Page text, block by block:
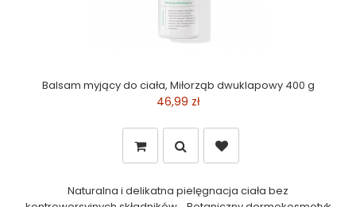
Balsam myjący do ciała, Miłorząb dwuklapowy 400 g
46,99 zł
Naturalna i delikatna pielęgnacja ciała bez